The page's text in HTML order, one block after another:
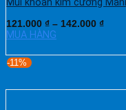
121.000 ₫ – 142.000 ₫
MUA HÀNG
-11%